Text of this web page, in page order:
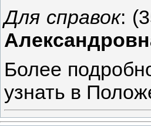
Для справок:
Более
узнать в